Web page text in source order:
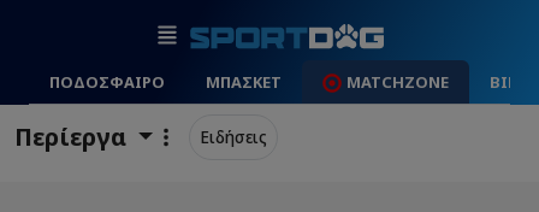
ΠΟΔΟΣΦΑΙΡΟ ΜΠΑΣΚΕΤ MATCHZONE
Περίεργα Ειδήσεις